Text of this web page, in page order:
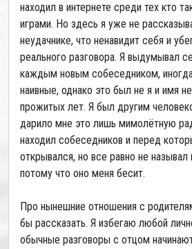
находил в интернете среди тех кто
играми. Но здесь я уже не
неудачнике, что ненавидит себя и
реального разговора. Я выдумывал
каждым новым собеседником,
наивные, однако это был не я и имя
прожитых лет. Я был другим
дарило мне это лишь мимолётную
находил собеседников и перед
открывался, но все равно не
потому что оно меня бесит.
Про нынешние отношения с
бы рассказать. Я избегаю любой
обычные разговоры с отцом